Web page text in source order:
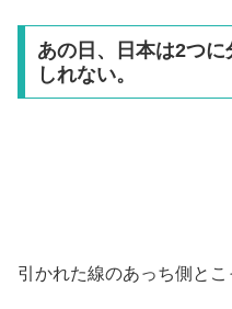
あの日、日本は2つ
しれない。
引かれた線のあっち側とこ